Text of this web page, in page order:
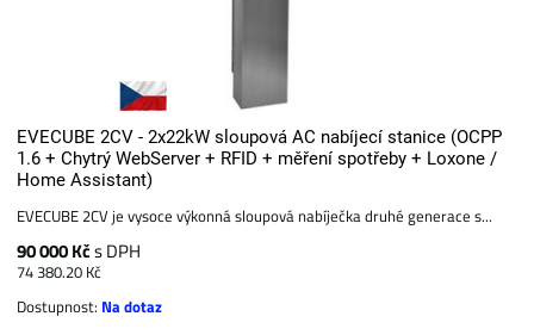
EVECUBE 2CV - 2x22kW sloupová AC nabíjecí stanice (OCPP
1.6 + Chytrý WebServer + RFID + měření spotřeby + Loxone /
Home Assistant)
EVECUBE 2CV je vysoce výkonná sloupová nabíječka druhé generace s...
90 000 Kčs DPH
74 380.20 Kč
Dostupnost: Na dotaz